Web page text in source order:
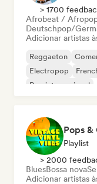
> 1700
Afrobeat /
Deutschpop/
Adicionar artistas
Reggaeton
Electropop
Pop internacional
Pops
Playlist
> 2000
BluesBossa nova
Adicionar artistas